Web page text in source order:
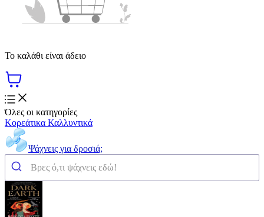
Το καλάθι είναι άδειο
Όλες οι κατηγορίες
Κορεάτικα Καλλυντικά
Ψάχνεις για δροσιά;